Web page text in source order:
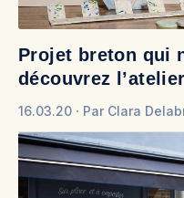
Projet breton qui
découvrez
16.03.20 Par Clara